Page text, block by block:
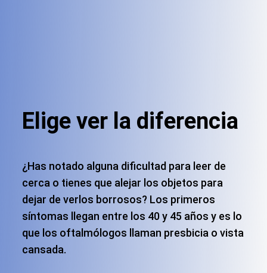
Elige ver la diferencia
¿Has notado alguna dificultad para leer de
cerca o tienes que alejar los objetos para
dejar de verlos borrosos? Los primeros
síntomas llegan entre los 40 y 45 años y es lo
que los oftalmólogos llaman presbicia o vista
cansada.